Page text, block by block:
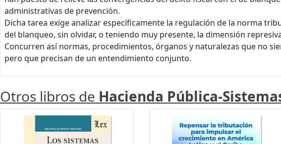
administrativas de prevención.
Dicha tarea exige analizar específicamente la regulación de la norma
del blanqueo, sin olvidar, o teniendo muy presente, la dimensión
Concurren así normas, procedimientos, órganos y naturalezas que no
pero que precisan de un entendimiento conjunto.
Otros libros de Hacienda Pública-